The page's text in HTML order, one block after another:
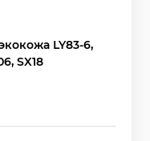
LY83-6,
SX18